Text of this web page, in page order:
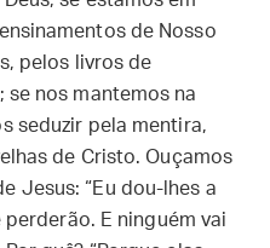
de Nosso
pelos livros de
nos mantemos na
seduzir pela mentira,
de Cristo. Ouçamos
Jesus: “Eu dou-lhes a
E ninguém vai